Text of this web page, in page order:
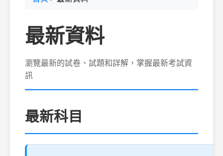
最新資料
瀏覽最新的試卷、試題和詳解，掌握最新考試資
訊
最新科目